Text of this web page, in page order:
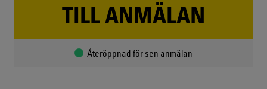
TILL ANMÄLAN
Återöppnad för sen anmälan